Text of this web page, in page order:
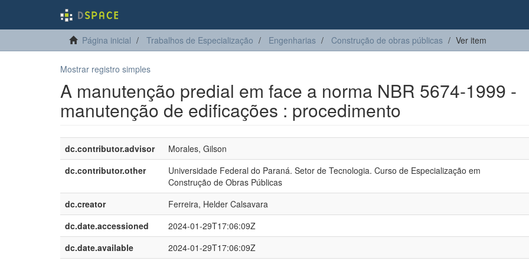
Página inicial Trabalhos de Especialização Engenharias Construção de obras públicas Ver item
Mostrar registro simples
A manutenção predial em face a norma NBR 5674-1999 -
manutenção de edificações : procedimento
dc.contributor.advisor
Morales, Gilson
dc.contributor.other
Universidade Federal do Paraná. Setor de Tecnologia. Curso de Especialização em
Construção de Obras Públicas
dc.creator
Ferreira, Helder Calsavara
dc.date.accessioned
2024-01-29T17:06:09Z
dc.date.available
2024-01-29T17:06:09Z